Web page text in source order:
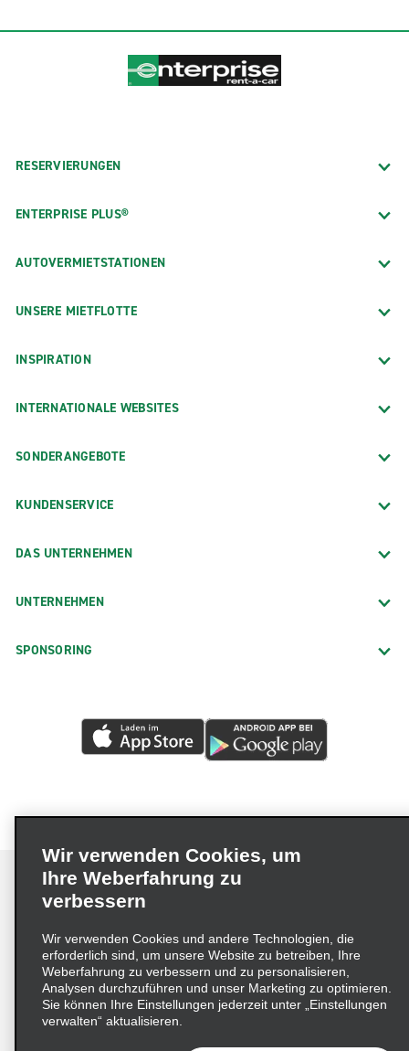
RESERVIERUNGEN
ENTERPRISE PLUS®
AUTOVERMIETSTATIONEN
UNSERE MIETFLOTTE
INSPIRATION
INTERNATIONALE WEBSITES
SONDERANGEBOTE
KUNDENSERVICE
DAS UNTERNEHMEN
UNTERNEHMEN
SPONSORING
Impressum Nutzungsbedingungen
Datenschutzrichtlinie
Cookie-Richtlinie
Datenschutzoptionen
Lieferkettensorgfaltspflichtengesetz (LkSG) Grundsatzerklärung
Beschwerdeverfahren nach dem
Wir verwenden Cookies, um
Ihre Weberfahrung zu
verbessern
Wir verwenden Cookies und andere Technologien, die
erforderlich sind, um unsere Website zu betreiben, Ihre
Weberfahrung zu verbessern und zu personalisieren,
Analysen durchzuführen und unser Marketing zu optimieren.
Sie können Ihre Einstellungen jederzeit unter „Einstellungen
verwalten“ aktualisieren.